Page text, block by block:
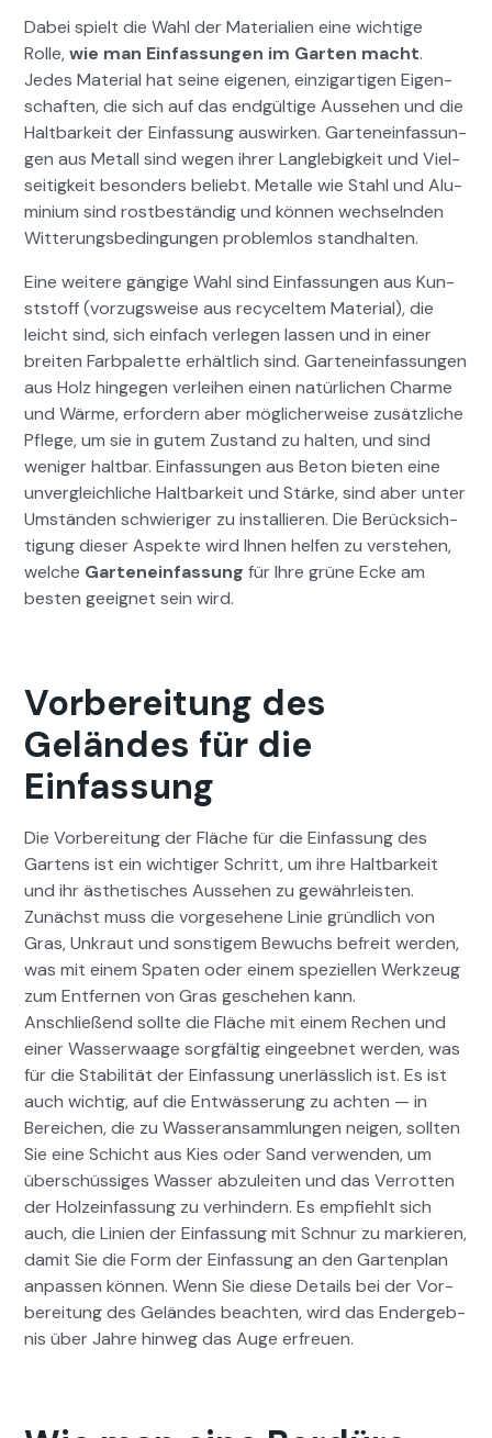
Dabei spielt die Wahl der Mate­ri­alien eine wichtige
Rolle,wie man Ein­fas­sun­gen im Garten macht.
Jedes Mate­r­i­al hat seine eige­nen, einzi­gar­ti­gen Eigen­
schaften, die sich auf das endgültige Ausse­hen und die
Halt­barkeit der Ein­fas­sung auswirken. Gartene­in­fas­sun­
gen aus Met­all sind wegen ihrer Lan­glebigkeit und Viel­
seit­igkeit beson­ders beliebt. Met­alle wie Stahl und Alu­
mini­um sind ros­t­beständig und kön­nen wech­sel­nden
Wit­terungs­be­din­gun­gen prob­lem­los stand­hal­ten.
Eine weit­ere gängige Wahl sind Ein­fas­sun­gen aus Kun­
st­stoff (vorzugsweise aus recycel­tem Mate­r­i­al), die
leicht sind, sich ein­fach ver­legen lassen und in ein­er
bre­it­en Farb­palette erhältlich sind. Gartene­in­fas­sun­gen
aus Holz hinge­gen ver­lei­hen einen natür­lichen Charme
und Wärme, erfordern aber möglicher­weise zusät­zliche
Pflege, um sie in gutem Zus­tand zu hal­ten, und sind
weniger halt­bar. Ein­fas­sun­gen aus Beton bieten eine
unver­gle­ich­liche Halt­barkeit und Stärke, sind aber unter
Umstän­den schwieriger zu instal­lieren. Die Berück­sich­
ti­gung dieser Aspek­te wird Ihnen helfen zu ver­ste­hen,
welche Gartene­in­fas­sung für Ihre grüne Ecke am
besten geeignet sein wird.
Vorbereitung des
Geländes für die
Einfassung
Die Vor­bere­itung der Fläche für die Ein­fas­sung des
Gartens ist ein wichtiger Schritt, um ihre Halt­barkeit
und ihr ästhetis­ches Ausse­hen zu gewährleis­ten.
Zunächst muss die vorge­se­hene Lin­ie gründlich von
Gras, Unkraut und son­stigem Bewuchs befre­it wer­den,
was mit einem Spat­en oder einem speziellen Werkzeug
zum Ent­fer­nen von Gras geschehen kann.
Anschließend sollte die Fläche mit einem Rechen und
ein­er Wasser­waage sorgfältig eingeeb­net wer­den, was
für die Sta­bil­ität der Ein­fas­sung uner­lässlich ist. Es ist
auch wichtig, auf die Entwässerung zu acht­en — in
Bere­ichen, die zu Wasser­ansamm­lun­gen neigen, soll­ten
Sie eine Schicht aus Kies oder Sand ver­wen­den, um
über­schüs­siges Wass­er abzuleit­en und das Ver­rot­ten
der Holze­in­fas­sung zu ver­hin­dern. Es emp­fiehlt sich
auch, die Lin­ien der Ein­fas­sung mit Schnur zu markieren,
damit Sie die Form der Ein­fas­sung an den Garten­plan
anpassen kön­nen. Wenn Sie diese Details bei der Vor­
bere­itung des Gelän­des beacht­en, wird das Endergeb­
nis über Jahre hin­weg das Auge erfreuen.